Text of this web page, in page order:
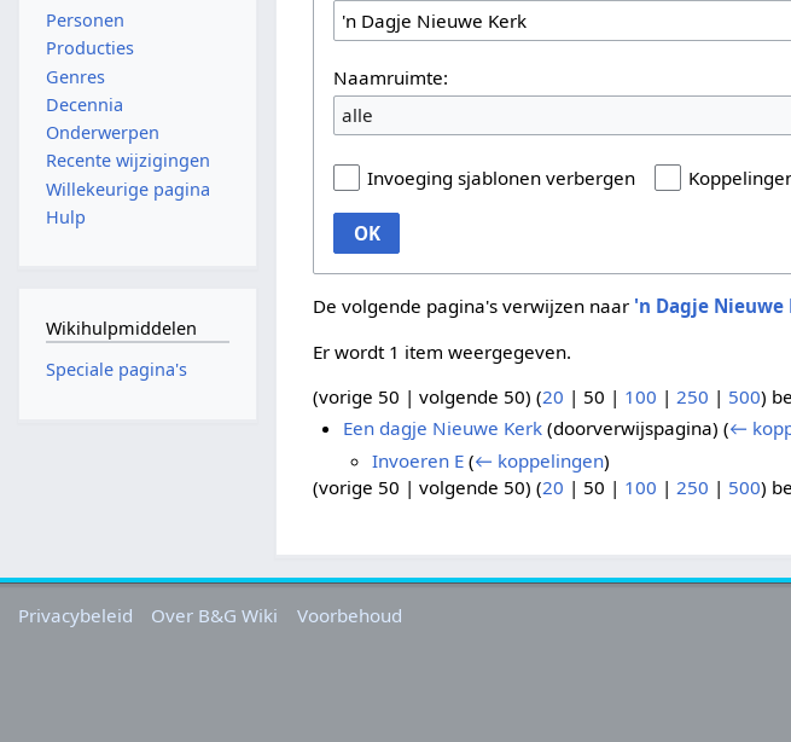
Naamruimte:
alle
Invoeging sjablonen verbergen
OK
De volgende pagina's verwijzen naar 'n Dagje Nieuwe
Er wordt 1 item weergegeven.
(vorige 50 |volgende 50) (20 | 50 | 100 | 250 | 500)
Een dagje Nieuwe Kerk(doorverwijspagina) (←
Invoeren E (← koppelingen)
(vorige 50 |volgende 50) (20 | 50 | 100 | 250 | 500)
Personen
Producties
Genres
Decennia
Onderwerpen
Recente wijzigingen
Willekeurige pagina
Hulp
Wikihulpmiddelen
Speciale pagina's
Privacybeleid Over B&G Wiki Voorbehoud